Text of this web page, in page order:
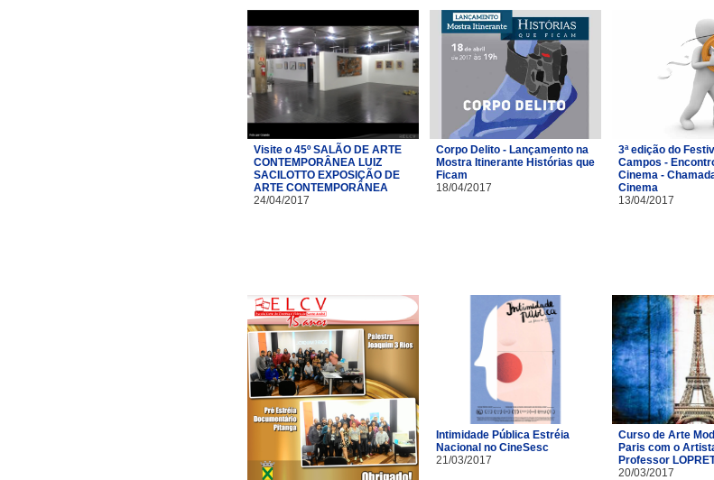
Visite o 45º SALÃO DE ARTE
CONTEMPORÂNEA LUIZ
SACILOTTO EXPOSIÇÃO DE
ARTE CONTEMPORÂNEA
24/04/2017
Corpo Delito - Lançamento na
Mostra Itinerante Histórias que
Ficam
18/04/2017
3ª edição do
Campos -
Cinema -
Cinema
13/04/2017
Intimidade Pública Estréia
Nacional no CineSesc
21/03/2017
Curso de Arte
Paris com o
Professor
20/03/2017